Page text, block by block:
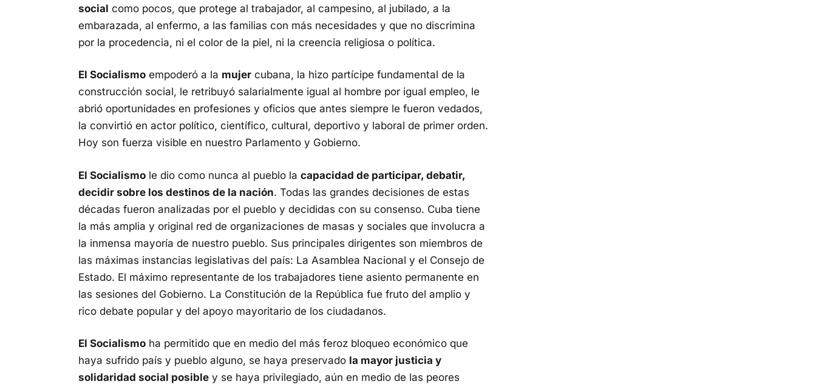
social como pocos, que protege al trabajador, al campesino, al jubilado, a la
embarazada, al enfermo, a las familias con más necesidades y que no discrimina
por la procedencia, ni el color de la piel, ni la creencia religiosa o política.
El Socialismo empoderó a la mujer cubana, la hizo partícipe fundamental de la
construcción social, le retribuyó salarialmente igual al hombre por igual empleo, le
abrió oportunidades en profesiones y oficios que antes siempre le fueron vedados,
la convirtió en actor político, científico, cultural, deportivo y laboral de primer orden.
Hoy son fuerza visible en nuestro Parlamento y Gobierno.
El Socialismo le dio como nunca al pueblo la capacidad de participar, debatir,
decidir sobre los destinos de la nación. Todas las grandes decisiones de estas
décadas fueron analizadas por el pueblo y decididas con su consenso. Cuba tiene
la más amplia y original red de organizaciones de masas y sociales que involucra a
la inmensa mayoría de nuestro pueblo. Sus principales dirigentes son miembros de
las máximas instancias legislativas del país: La Asamblea Nacional y el Consejo de
Estado. El máximo representante de los trabajadores tiene asiento permanente en
las sesiones del Gobierno. La Constitución de la República fue fruto del amplio y
rico debate popular y del apoyo mayoritario de los ciudadanos.
El Socialismo ha permitido que en medio del más feroz bloqueo económico que
haya sufrido país y pueblo alguno, se haya preservado la mayor justicia y
solidaridad social posible y se haya privilegiado, aún en medio de las peores